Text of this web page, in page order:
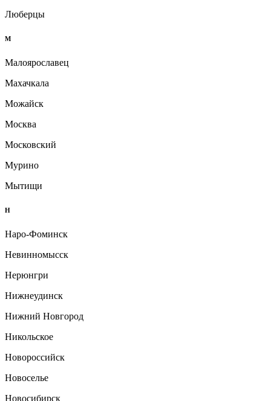
Люберцы
М
Малоярославец
Махачкала
Можайск
Москва
Московский
Мурино
Мытищи
Н
Наро-Фоминск
Невинномысск
Нерюнгри
Нижнеудинск
Нижний Новгород
Никольское
Новороссийск
Новоселье
Новосибирск